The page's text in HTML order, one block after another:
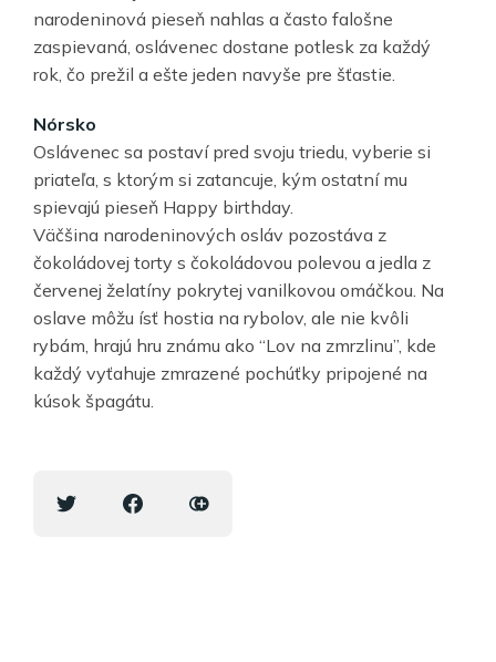
narodeninová pieseň nahlas a často falošne
zaspievaná, oslávenec dostane potlesk za každý
rok, čo prežil a ešte jeden navyše pre šťastie.
Nórsko
Oslávenec sa postaví pred svoju triedu, vyberie si
priateľa, s ktorým si zatancuje, kým ostatní mu
spievajú pieseň Happy birthday.
Väčšina narodeninových osláv pozostáva z
čokoládovej torty s čokoládovou polevou a jedla z
červenej želatíny pokrytej vanilkovou omáčkou. Na
oslave môžu ísť hostia na rybolov, ale nie kvôli
rybám, hrajú hru známu ako “Lov na zmrzlinu”, kde
každý vyťahuje zmrazené pochúťky pripojené na
kúsok špagátu.